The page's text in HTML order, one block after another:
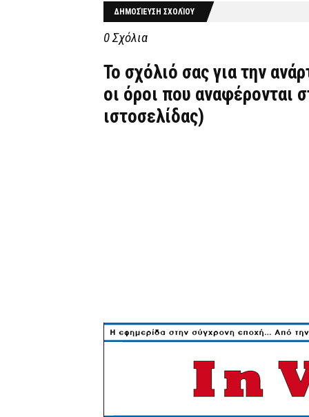
ΔΗΜΟΣΊΕΥΣΗ ΣΧΟΛΊΟΥ
0 Σχόλια
Το σχόλιό σας για την
οι όροι που αναφέρονται
ιστοσελίδας)